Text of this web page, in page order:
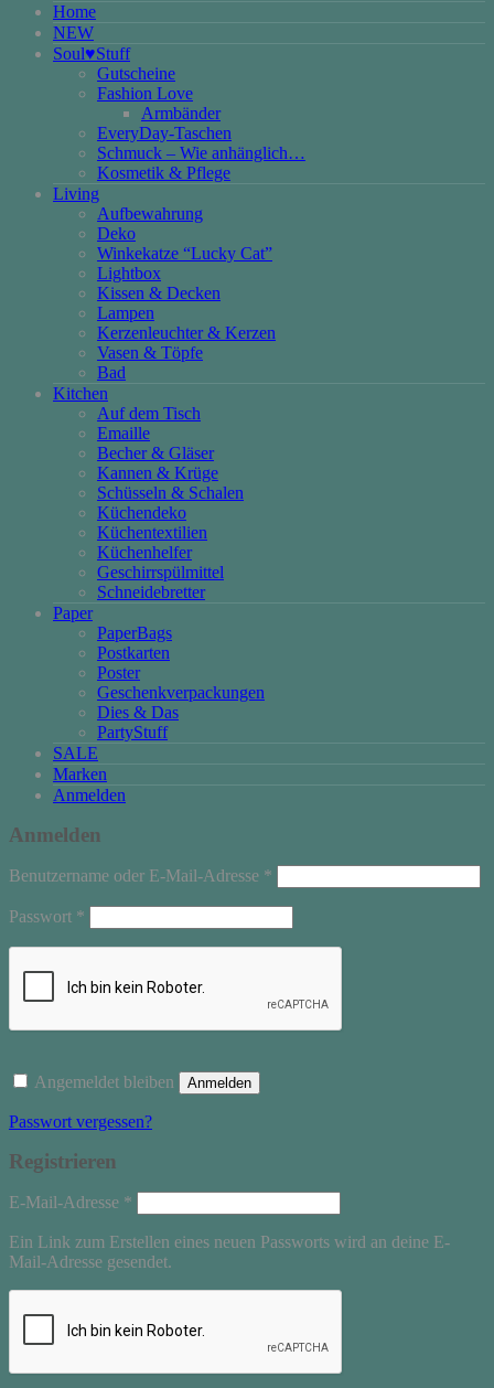
Home
NEW
Soul♥Stuff
Gutscheine
Fashion Love
Armbänder
EveryDay-Taschen
Schmuck – Wie anhänglich…
Kosmetik & Pflege
Living
Aufbewahrung
Deko
Winkekatze “Lucky Cat”
Lightbox
Kissen & Decken
Lampen
Kerzenleuchter & Kerzen
Vasen & Töpfe
Bad
Kitchen
Auf dem Tisch
Emaille
Becher & Gläser
Kannen & Krüge
Schüsseln & Schalen
Küchendeko
Küchentextilien
Küchenhelfer
Geschirrspülmittel
Schneidebretter
Paper
PaperBags
Postkarten
Poster
Geschenkverpackungen
Dies & Das
PartyStuff
SALE
Marken
Anmelden
Anmelden
Benutzername oder E-Mail-Adresse *
Passwort *
Angemeldet bleiben Anmelden
Passwort vergessen?
Registrieren
E-Mail-Adresse *
Ein Link zum Erstellen eines neuen Passworts wird an deine E-
Mail-Adresse gesendet.